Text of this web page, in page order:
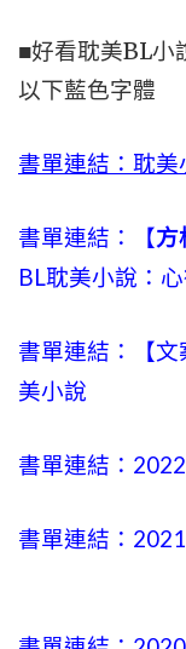
■好看耽美BL小
以下藍色字體
書單連結：耽
書單連結：【方
BL耽美小說：
書單連結：【
美小說
書單連結：
書單連結：